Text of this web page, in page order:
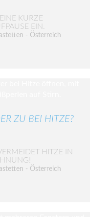
KURZE
EIN.
- Österreich
ZU BEI HITZE?
HITZE IN
- Österreich